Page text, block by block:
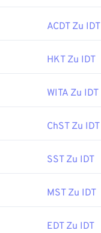
ACDT Zu IDT
HKT Zu IDT
WITA Zu IDT
ChST Zu IDT
SST Zu IDT
MST Zu IDT
EDT Zu IDT